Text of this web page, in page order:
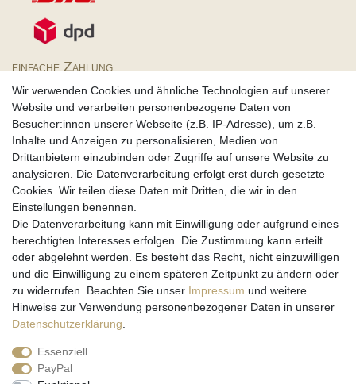
einfache Zahlung
Partner
Rechtssicherheit
Impressum
Barrierefreiheitserklärung
Wir verwenden Cookies und ähnliche Technologien auf unserer
Website und verarbeiten personenbezogene Daten von
Besucher:innen unserer Webseite (z.B. IP-Adresse), um z.B.
Inhalte und Anzeigen zu personalisieren, Medien von
Drittanbietern einzubinden oder Zugriffe auf unsere Website zu
analysieren. Die Datenverarbeitung erfolgt erst durch gesetzte
Cookies. Wir teilen diese Daten mit Dritten, die wir in den
Einstellungen benennen.
Die Datenverarbeitung kann mit Einwilligung oder aufgrund eines
berechtigten Interesses erfolgen. Die Zustimmung kann erteilt
oder abgelehnt werden. Es besteht das Recht, nicht einzuwilligen
und die Einwilligung zu einem späteren Zeitpunkt zu ändern oder
zu widerrufen. Beachten Sie unser Impressum und weitere
Hinweise zur Verwendung personenbezogener Daten in unserer
Daten­schutz­erklärung
Essenziell
PayPal